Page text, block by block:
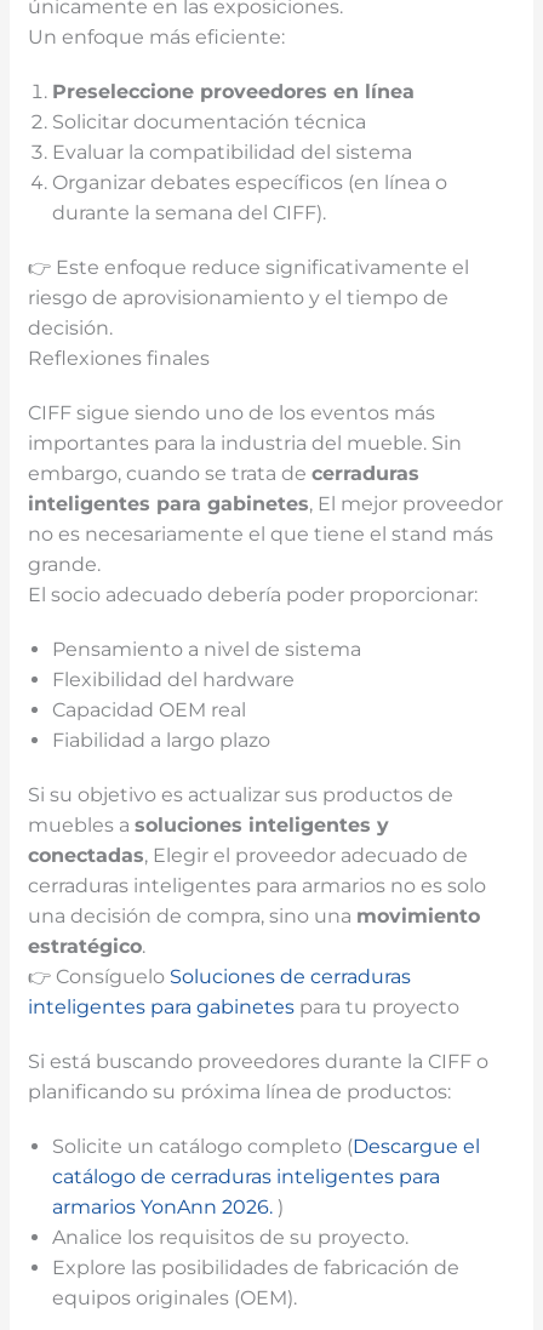
únicamente en las exposiciones.
Un enfoque más eficiente:
Preseleccione proveedores en línea
Solicitar documentación técnica
Evaluar la compatibilidad del sistema
Organizar debates específicos (en línea o
durante la semana del CIFF).
👉 Este enfoque reduce significativamente el
riesgo de aprovisionamiento y el tiempo de
decisión.
Reflexiones finales
CIFF sigue siendo uno de los eventos más
importantes para la industria del mueble. Sin
embargo, cuando se trata decerraduras
inteligentes para gabinetes, El mejor proveedor
no es necesariamente el que tiene el stand más
grande.
El socio adecuado debería poder proporcionar:
Pensamiento a nivel de sistema
Flexibilidad del hardware
Capacidad OEM real
Fiabilidad a largo plazo
Si su objetivo es actualizar sus productos de
muebles asoluciones inteligentes y
conectadas, Elegir el proveedor adecuado de
cerraduras inteligentes para armarios no es solo
una decisión de compra, sino una movimiento
estratégico.
👉 Consíguelo Soluciones de cerraduras
inteligentes para gabinetes para tu proyecto
Si está buscando proveedores durante la CIFF o
planificando su próxima línea de productos:
Solicite un catálogo completo (Descargue el
catálogo de cerraduras inteligentes para
armarios YonAnn 2026. )
Analice los requisitos de su proyecto.
Explore las posibilidades de fabricación de
equipos originales (OEM).